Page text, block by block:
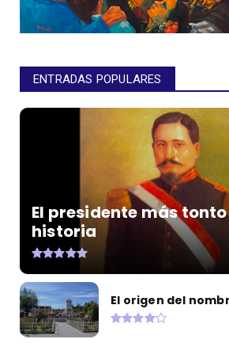
ENTRADAS POPULARES
El presidente más
historia
El origen del